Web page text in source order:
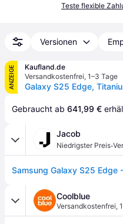
Teste flexible
Versionen
ANZEIGE
Kaufland.de
Versandkostenfrei, 1–3 Tage
Gebraucht ab 641,99 €
Jacob
Niedrigster Preis·
Coolblue
Versandkostenfrei,